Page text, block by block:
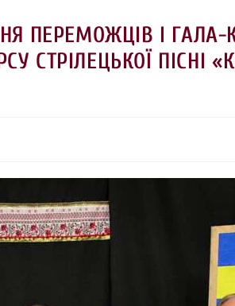
ПЕРЕМОЖЦІВ І ГАЛА-
СТРІЛЕЦЬКОЇ ПІСНІ